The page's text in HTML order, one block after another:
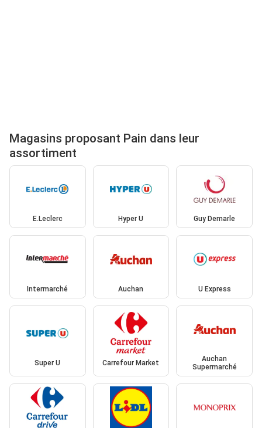
Magasins proposant Pain dans leur
assortiment
E.Leclerc Hyper U Guy Demarle
Intermarché Auchan U Express
Super U Carrefour Market
Auchan
Supermarché